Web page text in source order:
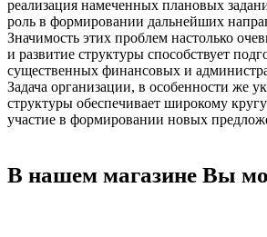
реализация намеченных плановых
роль в формировании дальнейших
Значимость этих проблем настолько
и развитие структуры способствует
существенных финансовых и
Задача организации, в особенности же
структуры обеспечивает широкому
участие в формировании новых
В нашем магазине Вы